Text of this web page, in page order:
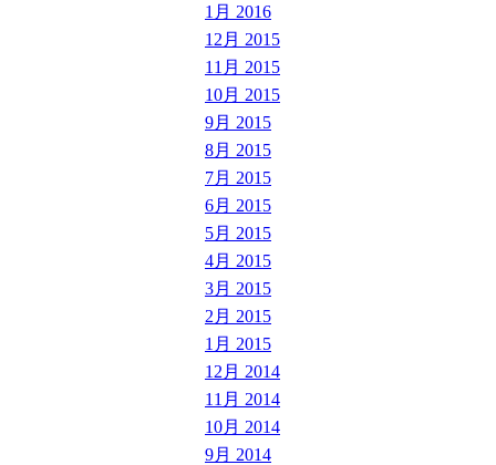
1月 2016
12月 2015
11月 2015
10月 2015
9月 2015
8月 2015
7月 2015
6月 2015
5月 2015
4月 2015
3月 2015
2月 2015
1月 2015
12月 2014
11月 2014
10月 2014
9月 2014